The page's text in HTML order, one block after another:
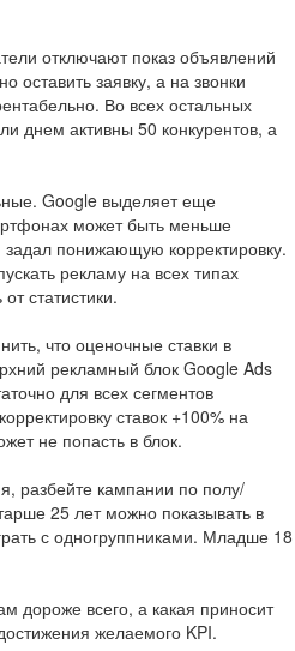
отключают показ объявлений
оставить заявку, а на звонки
Во всех остальных
днем активны 50 конкурентов, а
Google выделяет еще
может быть меньше
задал понижающую корректировку.
рекламу на всех типах
статистики.
что оценочные ставки в
рекламный блок Google Ads
для всех сегментов
ставок +100% на
не попасть в блок.
разбейте кампании по полу/
25 лет можно показывать в
с одногруппниками. Младше 18
дороже всего, а какая приносит
желаемого KPI.